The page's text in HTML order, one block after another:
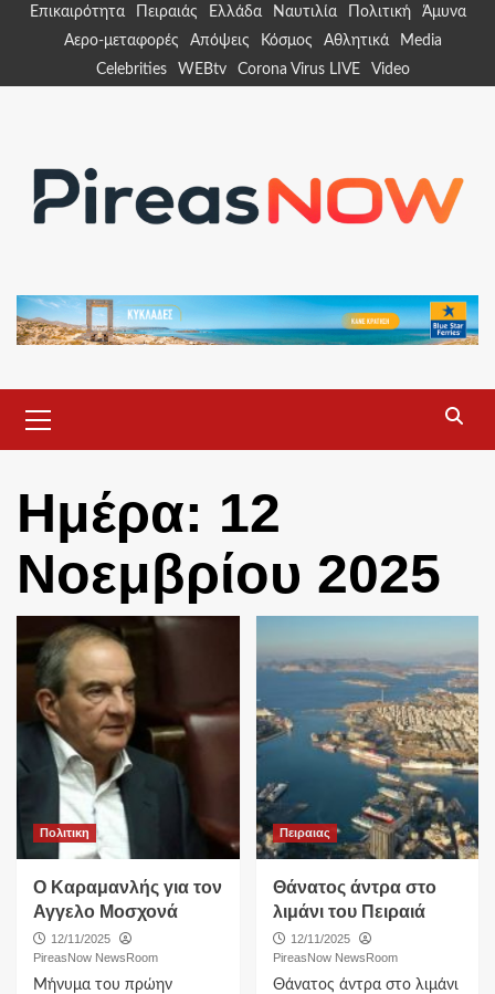
Επικαιρότητα Πειραιάς Ελλάδα Ναυτιλία Πολιτική
Άμυνα
Αερο-μεταφορές
Απόψεις Κόσμος Αθλητικά
Media
Celebrities
WEBtv Corona Virus LIVE Video
Menu
Ημέρα: 12
Νοεμβρίου 2025
Πολιτικη
Ο Καραμανλής για τον
Αγγελο Μοσχονά
12/11/2025
PireasNow NewsRoom
Μήνυμα του πρώην
Πειραιας
Θάνατος άντρα στο
λιμάνι του Πειραιά
12/11/2025
PireasNow NewsRoom
Θάνατος άντρα στο λιμάνι